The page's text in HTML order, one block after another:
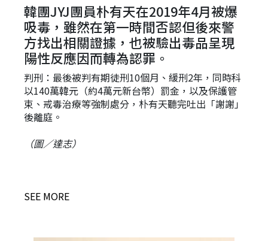
韓團JYJ團員朴有天在2019年4月被爆
吸毒，雖然在第一時間否認但後來警
方找出相關證據，也被驗出毒品呈現
陽性反應因而轉為認罪。
判刑：最後被判有期徒刑10個月、緩刑2年，同時科
以140萬韓元（約4萬元新台幣）罰金，以及保護管
束、戒毒治療等強制處分，朴有天聽完吐出「謝謝」
後離庭。
（圖／達志）
SEE MORE